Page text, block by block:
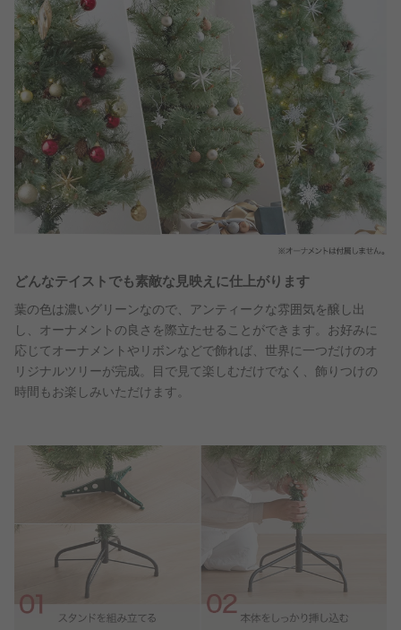
どんなテイストでも素敵な見映えに仕上がります
葉の色は濃いグリーンなので、アンティークな雰囲気を醸し出
し、オーナメントの良さを際立たせることができます。お好みに
応じてオーナメントやリボンなどで飾れば、世界に一つだけのオ
リジナルツリーが完成。目で見て楽しむだけでなく、飾りつけの
時間もお楽しみいただけます。